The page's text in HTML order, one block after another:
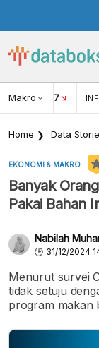
Makro
USD/IDR 17
Home Data
EKONOMI & MAKRO
Banyak
Pakai Bahan
Nabilah
31/12/2024
Menurut survei
tidak setuju
program makan